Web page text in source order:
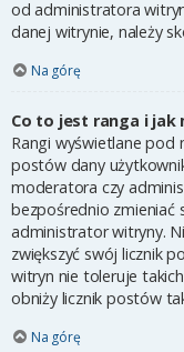
od administratora
danej witrynie, należy
Na górę
Co to jest ranga i jak
Rangi wyświetlane pod
postów dany
moderatora czy
bezpośrednio zmieniać
administrator witryny.
zwiększyć swój licznik
witryn nie toleruje
obniży licznik postów
Na górę